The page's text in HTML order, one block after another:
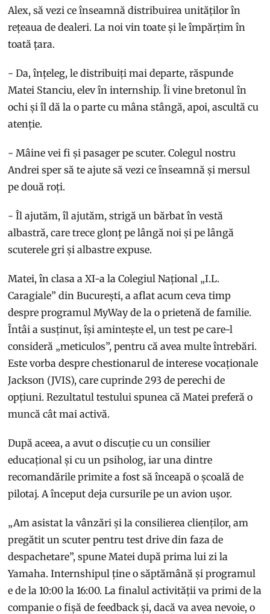
Alex, să vezi ce înseamnă distribuirea unităților în
rețeaua de dealeri. La noi vin toate și le împărțim în
toată țara.
- Da, înțeleg, le distribuiți mai departe, răspunde
Matei Stanciu, elev în internship. Îi vine bretonul în
ochi și îl dă la o parte cu mâna stângă, apoi, ascultă cu
atenție.
- Mâine vei fi și pasager pe scuter. Colegul nostru
Andrei sper să te ajute să vezi ce înseamnă și mersul
pe două roți.
- Îl ajutăm, îl ajutăm, strigă un bărbat în vestă
albastră, care trece glonț pe lângă noi și pe lângă
scuterele gri și albastre expuse.
Matei, în clasa a XI-a la Colegiul Național „I.L.
Caragiale” din București, a aflat acum ceva timp
despre programul MyWay de la o prietenă de familie.
Întâi a susținut, își amintește el, un test pe care-l
consideră „meticulos”, pentru că avea multe întrebări.
Este vorba despre chestionarul de interese vocaționale
Jackson (JVIS), care cuprinde 293 de perechi de
opțiuni. Rezultatul testului spunea că Matei preferă o
muncă cât mai activă.
După aceea, a avut o discuție cu un consilier
educațional și cu un psiholog, iar una dintre
recomandările primite a fost să înceapă o școală de
pilotaj. A început deja cursurile pe un avion ușor.
„Am asistat la vânzări și la consilierea clienților, am
pregătit un scuter pentru test drive din faza de
despachetare”, spune Matei după prima lui zi la
Yamaha. Internshipul ține o săptămână și programul
e de la 10:00 la 16:00. La finalul activității va primi de la
companie o fișă de feedback și, dacă va avea nevoie, o